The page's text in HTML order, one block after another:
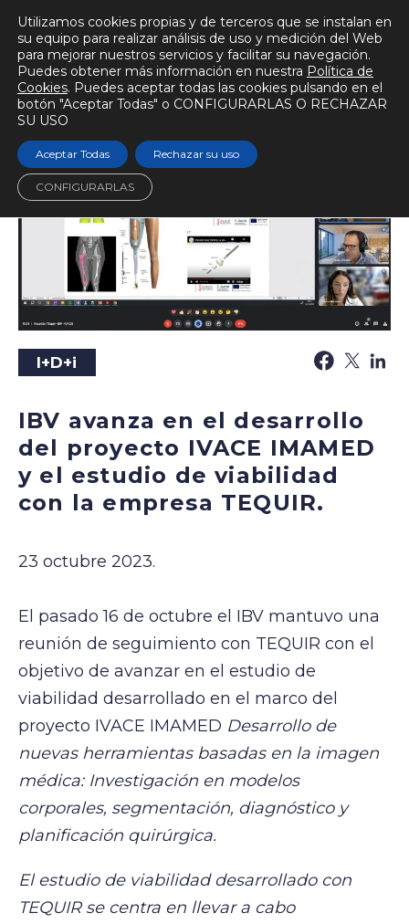
BIOMECÁNICAMENTE
Tiempo de lectura 2 min.
Escuchar audio
I+D+i
IBV avanza en el desarrollo
del proyecto IVACE IMAMED
y el estudio de viabilidad
con la empresa TEQUIR.
23 octubre 2023.
El pasado 16 de octubre el IBV mantuvo una
reunión de seguimiento con TEQUIR con el
objetivo de avanzar en el estudio de
viabilidad desarrollado en el marco del
proyecto IVACE IMAMED Desarrollo de
nuevas herramientas basadas en la imagen
médica: Investigación en modelos
corporales, segmentación, diagnóstico y
planificación quirúrgica.
El estudio de viabilidad desarrollado con
TEQUIR se centra en llevar a cabo
Utilizamos cookies propias y de terceros que se instalan en
su equipo para realizar análisis de uso y medición del Web
para mejorar nuestros servicios y facilitar su navegación.
Puedes obtener más información en nuestra Política de
Cookies. Puedes aceptar todas las cookies pulsando en el
botón "Aceptar Todas" o CONFIGURARLAS O RECHAZAR
SU USO
Aceptar Todas Rechazar su uso
CONFIGURARLAS